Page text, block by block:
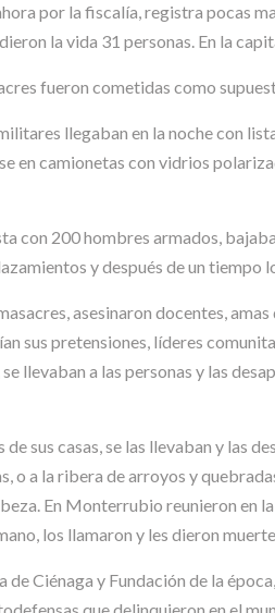
por la fiscalía, registra pocas
la vida 31 personas. En la
fueron cometidas como
llegaban en la noche con
en camionetas con vidrios
con 200 hombres armados,
y después de un tiempo
asesinaron docentes,
sus pretensiones, líderes
llevaban a las personas y las
de sus casas, se las llevaban y las
o a la ribera de arroyos y
En Monterrubio reunieron en
los llamaron y les dieron
de Ciénaga y Fundación de la